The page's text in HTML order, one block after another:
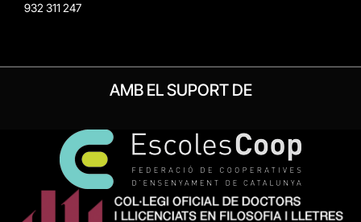
932 311 247
AMB EL SUPORT DE